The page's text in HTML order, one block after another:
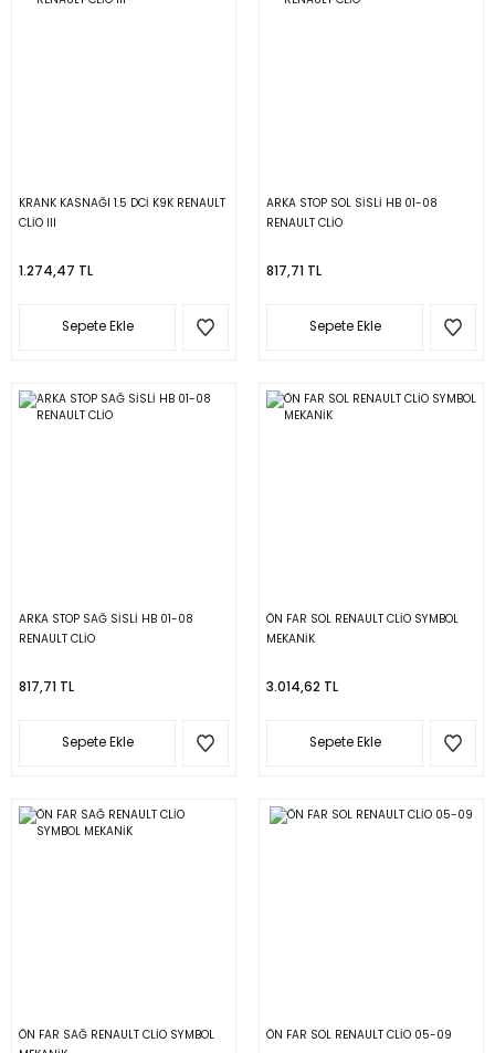
KRANK KASNAĞI 1.5 DCİ K9K RENAULT
CLİO III
1.274,47 TL
Sepete Ekle
ARKA STOP SOL SİSLİ HB 01-08
RENAULT CLİO
817,71 TL
Sepete Ekle
ARKA STOP SAĞ SİSLİ HB 01-08
RENAULT CLİO
817,71 TL
Sepete Ekle
ÖN FAR SOL RENAULT CLİO SYMBOL
MEKANİK
3.014,62 TL
Sepete Ekle
ÖN FAR SAĞ RENAULT CLİO SYMBOL
ÖN FAR SOL RENAULT CLİO 05-09